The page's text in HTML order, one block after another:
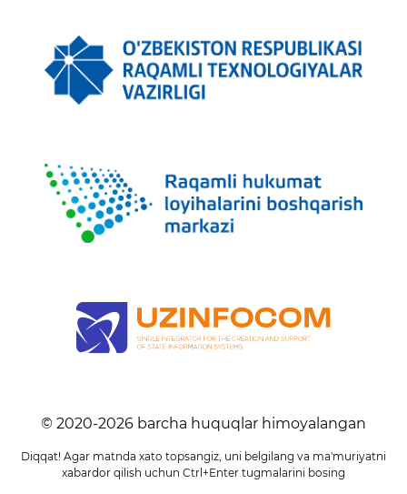
© 2020-2026 barcha huquqlar himoyalangan
Diqqat! Agar matnda xato topsangiz, uni belgilang va ma'muriyatni
xabardor qilish uchun Ctrl+Enter tugmalarini bosing